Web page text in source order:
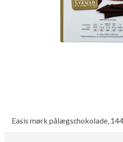
Easis mørk pålægschokolade,